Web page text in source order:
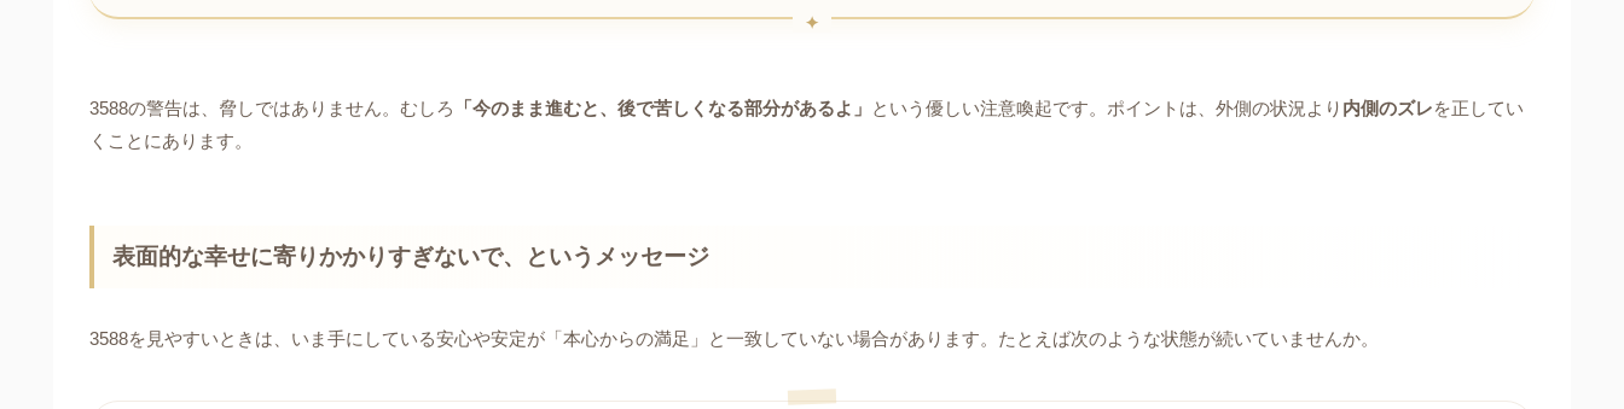
3588の警告は、脅しではありません。むしろ 「今のまま進むと、後で苦しくなる部分があるよ」 という優しい注意喚起です。ポイントは、外側の状況より 内側のズレを正してい
くことにあります。
表面的な幸せに寄りかかりすぎないで、というメッセージ
3588を見やすいときは、いま手にしている安心や安定が「本心からの満足」と一致していない場合があります。たとえば次のような状態が続いていませんか。